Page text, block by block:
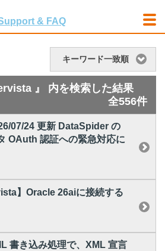
キーワード一致順
』 内を検索した結果
全556件
07/24 更新 DataSpider の
OAuth 認証への緊急対応に
】Oracle 26aiに接続する
書き込み処理で、XML 宣言